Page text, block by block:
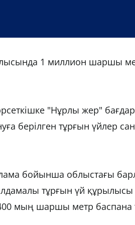
1 миллион шаршы
"Нұрлы жер"
берілген тұрғын үйлер
бойынша облыстағы
тұрғын үй құрылысы
мың шаршы метр баспана